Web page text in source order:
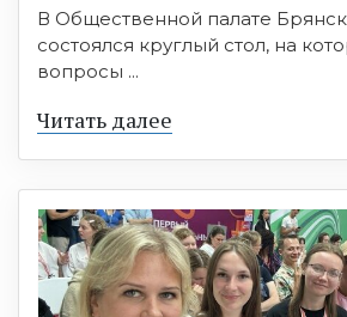
В Общественной палате
состоялся круглый стол, на
вопросы ...
Читать далее